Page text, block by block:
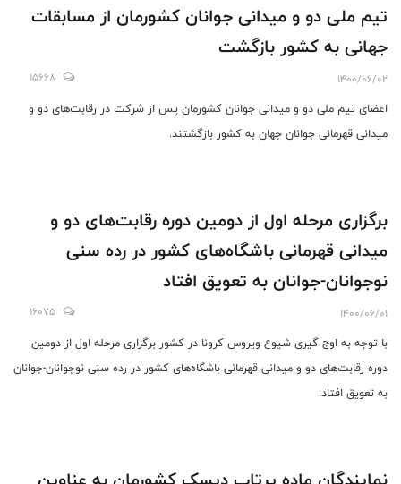
تیم ملی دو و میدانی جوانان کشورمان از مسابقات
جهانی به کشور بازگشت
1400/06/02
15668
اعضای تیم ملی دو و میدانی جوانان کشورمان پس از شرکت در رقابت‌های دو و
میدانی قهرمانی جوانان جهان به کشور بازگشتند.
برگزاری مرحله اول از دومین دوره رقابت‌های دو و
میدانی قهرمانی باشگاه‌های کشور در رده سنی
نوجوانان-جوانان به تعویق افتاد
1400/06/01
16075
با توجه به اوج گیری شیوع ویروس کرونا در کشور برگزاری مرحله اول از دومین
دوره رقابت‌های دو و میدانی قهرمانی باشگاه‌های کشور در رده سنی نوجوانان-جوانان
به تعویق افتاد.